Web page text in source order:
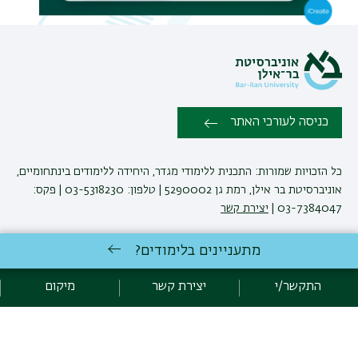
כניסה לעורכי האתר
כל הזכויות שמורות: התכנית ללימודי מגדר, היחידה ללימודים בינתחומיים,
אוניברסיטת בר אילן, רמת גן 5290002 | טלפון: 03-5318230 | פקס:
03-7384047 |
יצירת קשר
אגף תקשוב, אוניברסיטת בר-אילן
אקדימה בר-אילן
מתעניינים בלימודים?
התקשר/י יצירת קשר מיקום